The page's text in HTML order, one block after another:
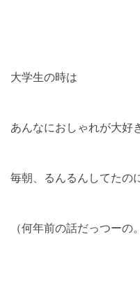
大学生の時は
あんなにおしゃれが大好
毎朝、るんるんしてたの
（何年前の話だっつーの